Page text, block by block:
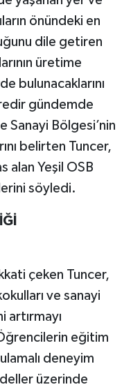
önündeki en
dile getiren
üretime
bulunacaklarını
gündemde
Sanayi Bölgesi’nin
belirten Tuncer,
alan Yeşil OSB
söyledi.
çeken Tuncer,
ve sanayi
artırmayı
eğitim
deneyim
üzerinde